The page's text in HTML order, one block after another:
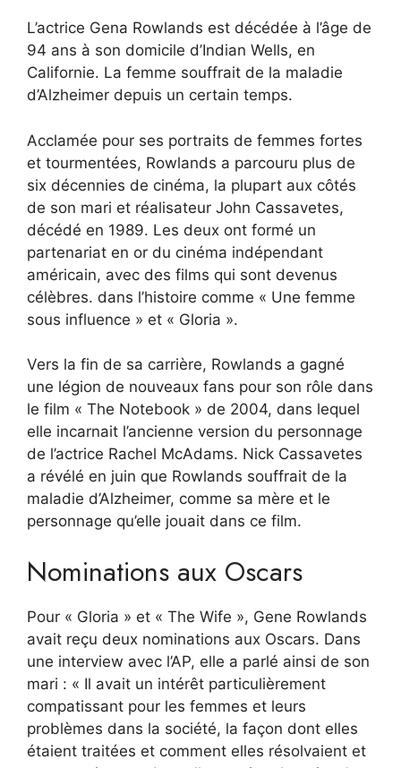
L’actrice Gena Rowlands est décédée à l’âge de
94 ans à son domicile d’Indian Wells, en
Californie. La femme souffrait de la maladie
d’Alzheimer depuis un certain temps.
Acclamée pour ses portraits de femmes fortes
et tourmentées, Rowlands a parcouru plus de
six décennies de cinéma, la plupart aux côtés
de son mari et réalisateur John Cassavetes,
décédé en 1989. Les deux ont formé un
partenariat en or du cinéma indépendant
américain, avec des films qui sont devenus
célèbres. dans l’histoire comme « Une femme
sous influence » et « Gloria ».
Vers la fin de sa carrière, Rowlands a gagné
une légion de nouveaux fans pour son rôle dans
le film « The Notebook » de 2004, dans lequel
elle incarnait l’ancienne version du personnage
de l’actrice Rachel McAdams. Nick Cassavetes
a révélé en juin que Rowlands souffrait de la
maladie d’Alzheimer, comme sa mère et le
personnage qu’elle jouait dans ce film.
Nominations aux Oscars
Pour « Gloria » et « The Wife », Gene Rowlands
avait reçu deux nominations aux Oscars. Dans
une interview avec l’AP, elle a parlé ainsi de son
mari : « Il avait un intérêt particulièrement
compatissant pour les femmes et leurs
problèmes dans la société, la façon dont elles
étaient traitées et comment elles résolvaient et